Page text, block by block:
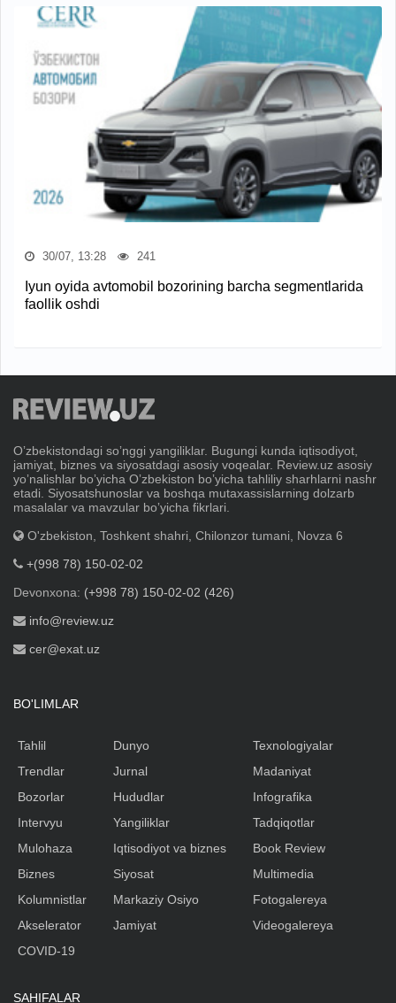
30/07, 13:28 241
Iyun oyida avtomobil bozorining barcha segmentlarida
faollik oshdi
Oʼzbekistondagi soʼnggi yangiliklar. Bugungi kunda iqtisodiyot,
jamiyat, biznes va siyosatdagi asosiy voqealar. Review.uz asosiy
yoʼnalishlar boʼyicha Oʼzbekiston boʼyicha tahliliy sharhlarni nashr
etadi. Siyosatshunoslar va boshqa mutaxassislarning dolzarb
masalalar va mavzular boʼyicha fikrlari.
O'zbekiston, Toshkent shahri, Chilonzor tumani, Novza 6
+(998 78) 150-02-02
Devonxona: (+998 78) 150-02-02 (426)
info@review.uz
cer@exat.uz
BO'LIMLAR
Tahlil
Trendlar
Bozorlar
Intervyu
Mulohaza
Biznes
Kolumnistlar
Akselerator
Dunyo
Jurnal
Hududlar
Yangiliklar
Iqtisodiyot va biznes
Siyosat
Markaziy Osiyo
Jamiyat
Texnologiyalar
Madaniyat
Infografika
Tadqiqotlar
Book Review
Multimedia
Fotogalereya
Videogalereya
COVID-19
SAHIFALAR